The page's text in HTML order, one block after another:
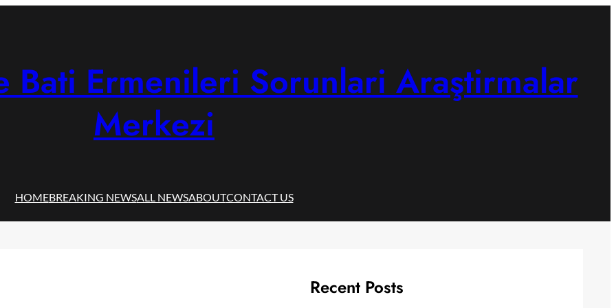
Bati Ermenileri Sorunlari Araştirmalar
Merkezi
HOMEBREAKING NEWSALL NEWSABOUTCONTACT US
Recent Posts